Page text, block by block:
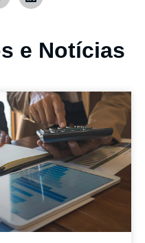
e Notícias